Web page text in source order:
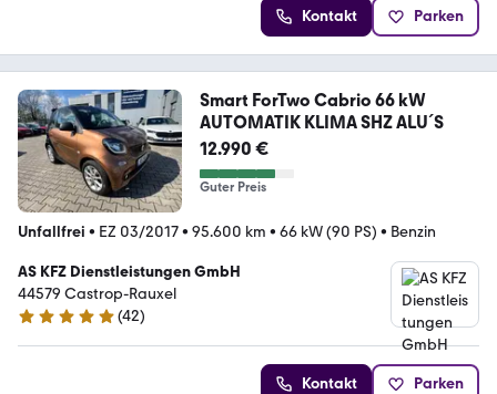
Kontakt Parken
Smart ForTwo Cabrio 66 kW
AUTOMATIK KLIMA SHZ ALU´S
12.990 €
Guter Preis
Unfallfrei • EZ 03/2017• 95.600 km • 66 kW (90 PS) • Benzin
AS KFZ Dienstleistungen GmbH
44579 Castrop-Rauxel
5 Sterne
(42)
Kontakt Parken